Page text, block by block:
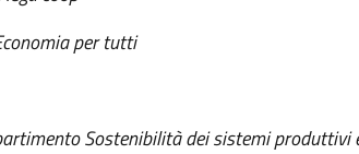
per tutti
Sostenibilità dei sistemi